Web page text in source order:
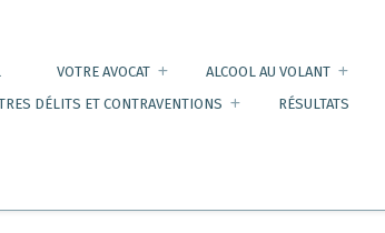
VOTRE AVOCAT ALCOOL AU VOLANT
DÉLITS ET CONTRAVENTIONS
RÉSULTATS